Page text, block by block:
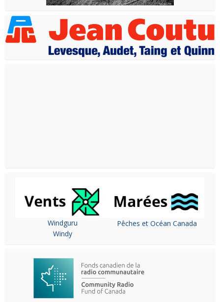
Windguru
Windy
Pêches et Océan Canada